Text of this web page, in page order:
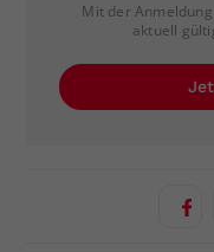
Mit der
aktuell